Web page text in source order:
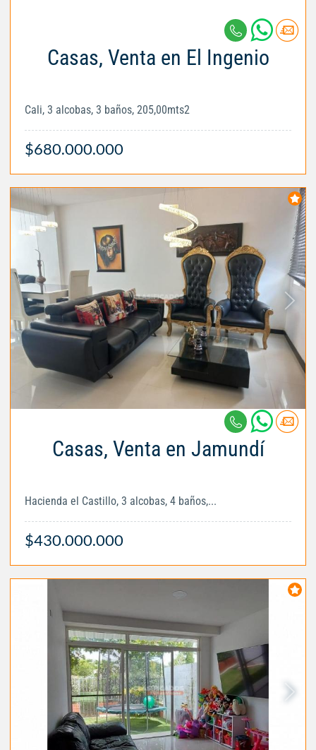
Casas, Venta en El Ingenio
Cali, 3 alcobas, 3 baños, 205,00mts2
$680.000.000
Casas, Venta en Jamundí
Hacienda el Castillo, 3 alcobas, 4 baños,...
$430.000.000